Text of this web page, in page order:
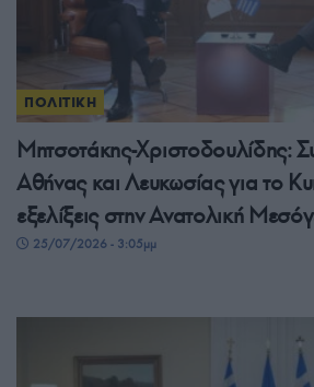
ΠΟΛΙΤΙΚΗ
Μητσοτάκης-Χριστοδουλίδης:
Αθήνας και Λευκωσίας για το
εξελίξεις στην Ανατολική
25/07/2026 - 3:05μμ